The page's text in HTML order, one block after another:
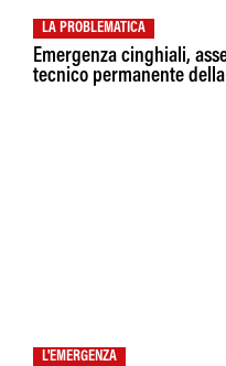
LA PROBLEMATICA
Emergenza cinghiali,
tecnico permanente della
L'EMERGENZA